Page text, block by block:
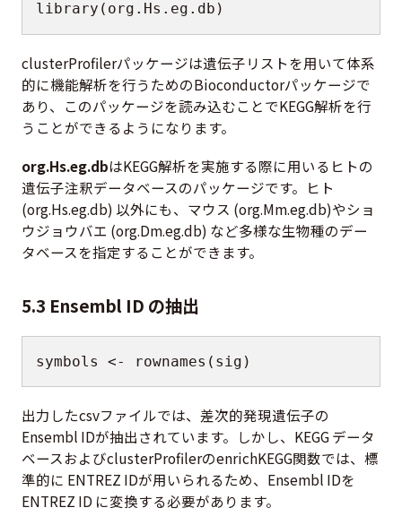
library ( org.Hs.eg.db )
clusterProfilerパッケージは遺伝子リストを用いて体系
的に機能解析を行うためのBioconductorパッケージで
あり、このパッケージを読み込むことでKEGG解析を行
うことができるようになります。
org.Hs.eg.dbはKEGG解析を実施する際に用いるヒトの
遺伝子注釈データベースのパッケージです。ヒト
(org.Hs.eg.db) 以外にも、マウス (org.Mm.eg.db)やショ
ウジョウバエ (org.Dm.eg.db) など多様な生物種のデー
タベースを指定することができます。
5.3 Ensembl ID の抽出
symbols <- rownames ( sig )
出力したcsvファイルでは、差次的発現遺伝子の
Ensembl IDが抽出されています。しかし、KEGG データ
ベースおよびclusterProfilerのenrichKEGG関数では、標
準的に ENTREZ IDが用いられるため、Ensembl IDを
ENTREZ ID に変換する必要があります。